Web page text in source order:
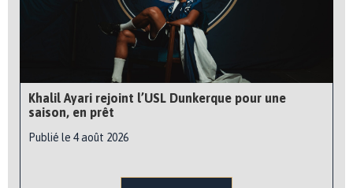
Khalil Ayari rejoint l’USL Dunkerque pour une
saison, en prêt
Publié le 4 août 2026